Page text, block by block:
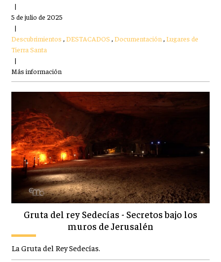
|
5 de julio de 2025
|
Descubrimientos ,DESTACADOS ,Documentación ,Lugares de
Tierra Santa
|
Más información
Gruta del rey Sedecías - Secretos bajo los
muros de Jerusalén
La Gruta del Rey Sedecías.